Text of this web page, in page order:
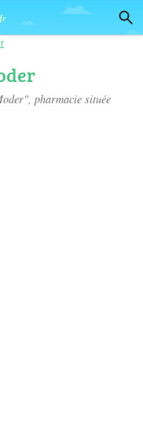
pharmacie située